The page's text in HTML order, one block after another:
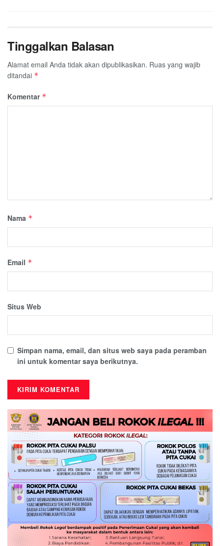
Tinggalkan Balasan
Alamat email Anda tidak akan dipublikasikan. Ruas yang wajib
ditandai *
Komentar *
Nama *
Email *
Situs Web
Simpan nama, email, dan situs web saya pada peramban
ini untuk komentar saya berikutnya.